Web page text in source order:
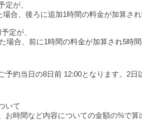
定が、
合、後ろに追加1時間の料金が加算され
定が、
合、前に1時間の料金が加算され5時間
予約当日の8日前 12:00となります。2
いて
お時間など内容についての金額の%で算